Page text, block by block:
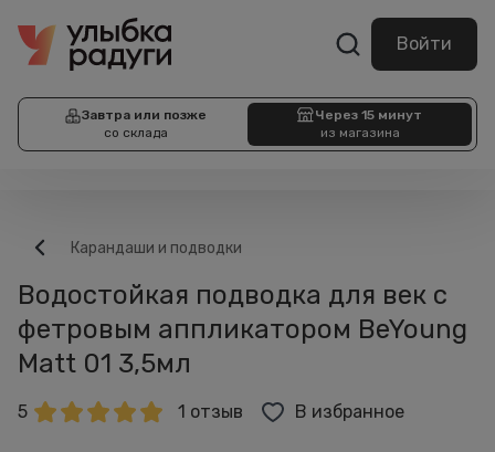
Войти
Завтра или позже
со склада
Через 15 минут
из магазина
Карандаши и подводки
Водостойкая подводка для век с
фетровым аппликатором BeYoung
Matt 01 3,5мл
5 1 отзыв В избранное